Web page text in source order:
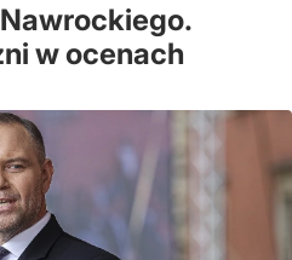
w ocenach